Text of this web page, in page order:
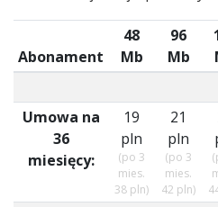
Abonament
48
Mb
96
Mb
Umowa na
36
miesięcy:
19
pln
(po 3
mies.
38 pln)
21
pln
(po 3
mies.
42 pln)